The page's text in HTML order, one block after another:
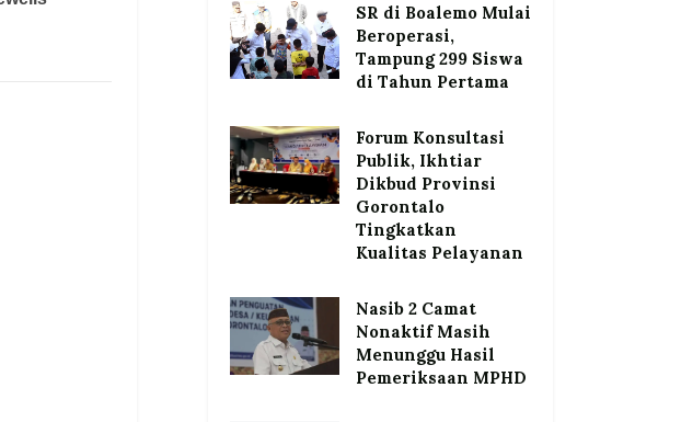
SR di Boalemo Mulai
Beroperasi,
Tampung 299 Siswa
di Tahun Pertama
Forum Konsultasi
Publik, Ikhtiar
Dikbud Provinsi
Gorontalo
Tingkatkan
Kualitas Pelayanan
Nasib 2 Camat
Nonaktif Masih
Menunggu Hasil
Pemeriksaan MPHD